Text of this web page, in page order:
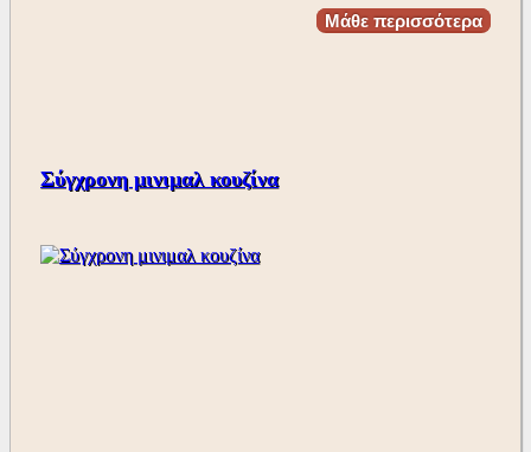
Μάθε περισσότερα
Σύγχρονη μινιμαλ κουζίνα